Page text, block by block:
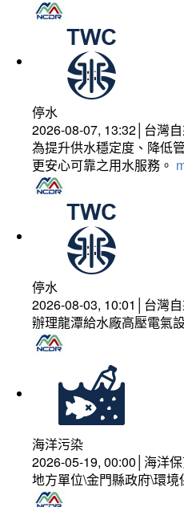
停水
2026-08-07, 13:32│台灣
為提升供水穩定度、降低
更安心可靠之用水服務。
停水
2026-08-03, 10:01│台灣
辦理龍潭給水廠高壓電氣
海洋污染
2026-05-19, 00:00│海洋
地方單位\金門縣政府\環